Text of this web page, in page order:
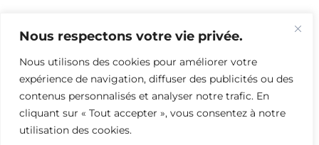
Nous respectons votre vie privée.
Nous utilisons des cookies pour améliorer votre
expérience de navigation, diffuser des publicités ou des
contenus personnalisés et analyser notre trafic. En
cliquant sur « Tout accepter », vous consentez à notre
utilisation des cookies.